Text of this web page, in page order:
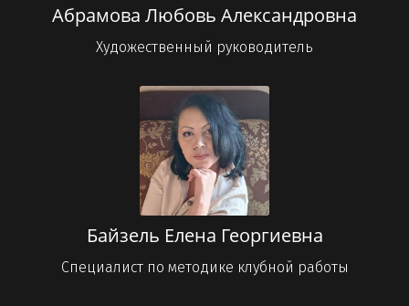
Абрамова Любовь Александровна
Художественный руководитель
Байзель Елена Георгиевна
Специалист по методике клубной работы